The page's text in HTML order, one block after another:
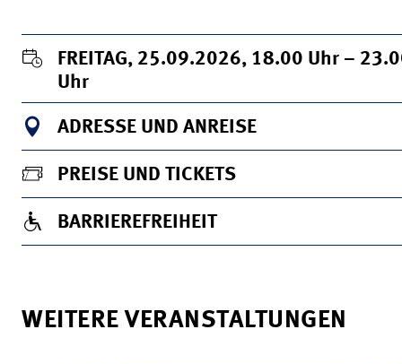
FREITAG, 25.09.2026, 18.00 Uhr –
Uhr
ADRESSE UND ANREISE
PREISE UND TICKETS
BARRIEREFREIHEIT
WEITERE VERANSTALTUNGEN